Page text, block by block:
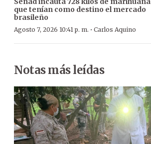
que tenían como destino el mercado
brasileño
Agosto 7, 2026 10:41 p. m. · Carlos Aquino
Notas más leídas